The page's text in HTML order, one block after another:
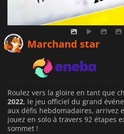
Marchand star
Roulez vers la gloire en tant que
2022, le jeu officiel du grand
aux défis hebdomadaires, arrivez
jouez en solo à travers 92 étapes
sommet !